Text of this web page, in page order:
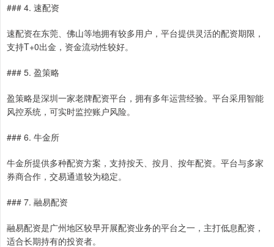
### 4. 速配资
速配资在东莞、佛山等地拥有较多用户，平台提供灵活的配资期限，
支持T+0出金，资金流动性较好。
### 5. 盈策略
盈策略是深圳一家老牌配资平台，拥有多年运营经验。平台采用智能
风控系统，可实时监控账户风险。
### 6. 牛金所
牛金所提供多种配资方案，支持按天、按月、按年配资。平台与多家
券商合作，交易通道较为稳定。
### 7. 融易配资
融易配资是广州地区较早开展配资业务的平台之一，主打低息配资，
适合长期持有的投资者。